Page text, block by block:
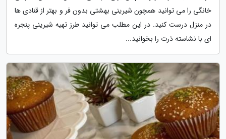
خانگی را می توانید همچون شیرینی بهشتی بدون فر و بهتر از قنادی ها
در منزل درست کنید. در این مطلب می توانید طرز تهیه شیرینی پنجره
ای با نشاسته ذرت را بخوانید...